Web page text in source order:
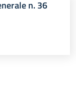
n. 36